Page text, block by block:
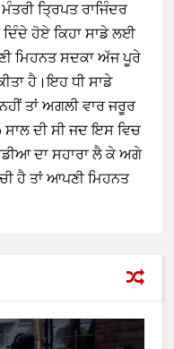
ਤ੍ਰਿਪਤ ਰਾਜਿੰਦਰ
ਹੋਏ ਕਿਹਾ ਸਾਡੇ ਲਈ
ਮਿਹਨਤ ਸਦਕਾ ਅੱਜ ਪੂਰੇ
ਹੈ।ਇਹ ਧੀ ਸਾਡੇ
ਤਾਂ ਅਗਲੀ ਵਾਰ ਜਰੂਰ
ਦੀ ਸੀ ਜਦ ਇਸ ਵਿਚ
ਦਾ ਸਹਾਰਾ ਲੈ ਕੇ ਅਗੇ
ਹੈ ਤਾਂ ਆਪਣੀ ਮਿਹਨਤ